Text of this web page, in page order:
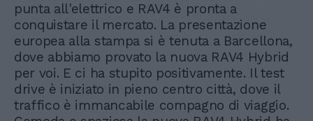
punta all'elettrico e RAV4 è pronta a
conquistare il mercato. La presentazione
europea alla stampa si è tenuta a Barcellona,
dove abbiamo provato la nuova RAV4 Hybrid
per voi. E ci ha stupito positivamente. Il test
drive è iniziato in pieno centro città, dove il
traffico è immancabile compagno di viaggio.